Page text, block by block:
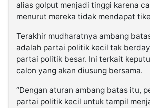
alias golput menjadi tinggi karena
menurut mereka tidak mendapat
Terakhir mudharatnya ambang
adalah partai politik kecil tak
partai politik besar. Ini terkait
calon yang akan diusung bersama.
“Dengan aturan ambang batas itu,
partai politik kecil untuk tampil